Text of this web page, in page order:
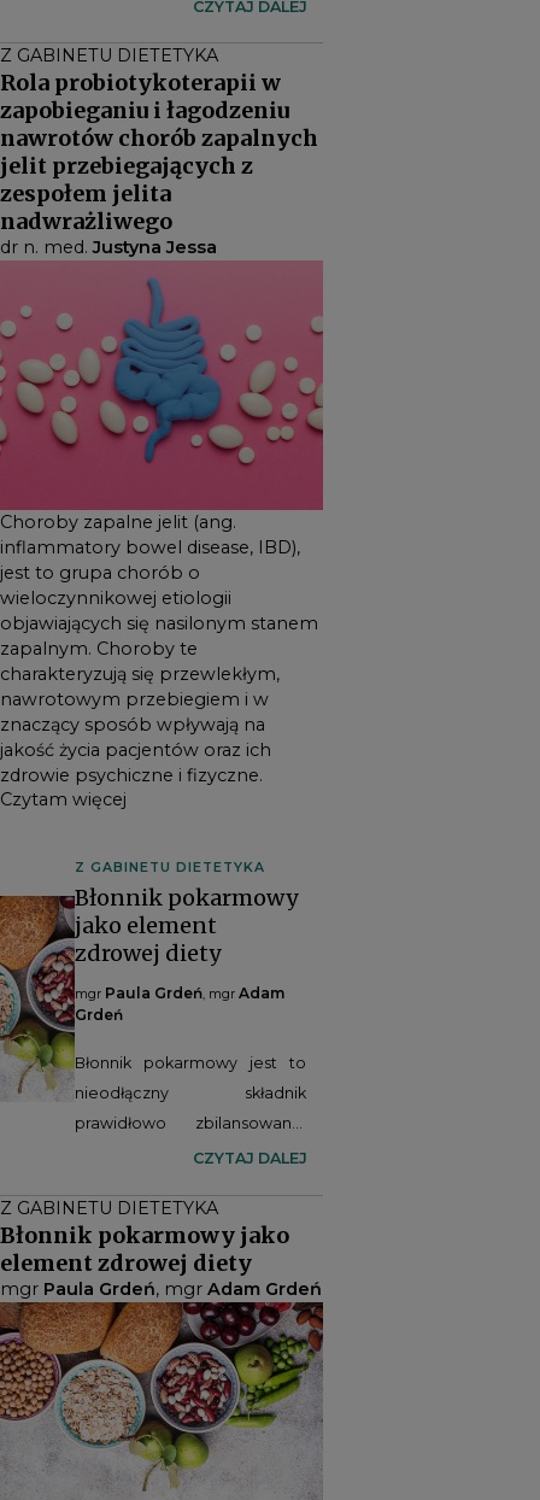
stanem zapalnym. Choroby
te charakteryzują się
przewlekłym, nawrotowym
przebiegiem i w znaczący
sposób wpływają na jakość
życia pacjentów oraz ich
zdrowie psychiczne i
CZYTAJ DALEJ
Z GABINETU DIETETYKA
Rola probiotykoterapii w
zapobieganiu i łagodzeniu
nawrotów chorób zapalnych
jelit przebiegających z
zespołem jelita
nadwrażliwego
dr n. med.Justyna Jessa
Choroby zapalne jelit (ang.
inflammatory bowel disease, IBD),
jest to grupa chorób o
wieloczynnikowej etiologii
objawiających się nasilonym stanem
zapalnym. Choroby te
charakteryzują się przewlekłym,
nawrotowym przebiegiem i w
znaczący sposób wpływają na
jakość życia pacjentów oraz ich
zdrowie psychiczne i fizyczne.
Czytam więcej
Z GABINETU DIETETYKA
Błonnik pokarmowy
jako element
zdrowej diety
mgr Paula Grdeń, mgr Adam
Grdeń
Błonnik pokarmowy jest to
nieodłączny składnik
prawidłowo zbilansowanej
diety, który przynosi wiele
Badania wykazują, że
odpowiednia ilość
spożywanego włókna
pokarmowego jest jednym z
kluczowych elementów
profilaktyki i dietoterapii
wielu jednostek
chorobowych, w tym:
cukrzycy, otyłości, chorób
nowotworowych czy chorób
CZYTAJ DALEJ
Z GABINETU DIETETYKA
Błonnik pokarmowy jako
element zdrowej diety
mgr Paula Grdeń, mgr Adam Grdeń